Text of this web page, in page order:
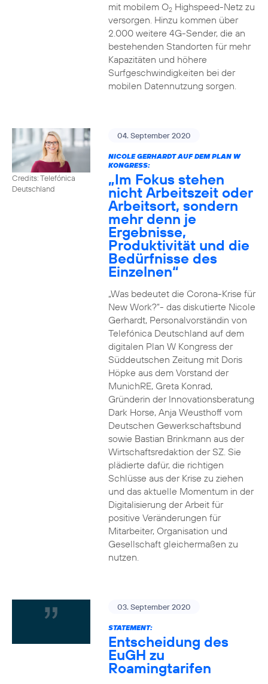
mit mobilem O2Highspeed-Netz zu
versorgen. Hinzu kommen über
2.000 weitere 4G-Sender, die an
bestehenden Standorten für mehr
Kapazitäten und höhere
Surfgeschwindigkeiten bei der
mobilen Datennutzung sorgen.
Credits: Telefónica
Deutschland
04. September 2020
NICOLE GERHARDT AUF DEM PLAN W
KONGRESS:
„Im Fokus stehen
nicht Arbeitszeit oder
Arbeitsort, sondern
mehr denn je
Ergebnisse,
Produktivität und die
Bedürfnisse des
Einzelnen“
„Was bedeutet die Corona-Krise für
New Work?“- das diskutierte Nicole
Gerhardt, Personalvorständin von
Telefónica Deutschland auf dem
digitalen Plan W Kongress der
Süddeutschen Zeitung mit Doris
Höpke aus dem Vorstand der
MunichRE, Greta Konrad,
Gründerin der Innovationsberatung
Dark Horse, Anja Weusthoff vom
Deutschen Gewerkschaftsbund
sowie Bastian Brinkmann aus der
Wirtschaftsredaktion der SZ. Sie
plädierte dafür, die richtigen
Schlüsse aus der Krise zu ziehen
und das aktuelle Momentum in der
Digitalisierung der Arbeit für
positive Veränderungen für
Mitarbeiter, Organisation und
Gesellschaft gleichermaßen zu
nutzen.
03. September 2020
STATEMENT:
Entscheidung des
EuGH zu
Roamingtarifen